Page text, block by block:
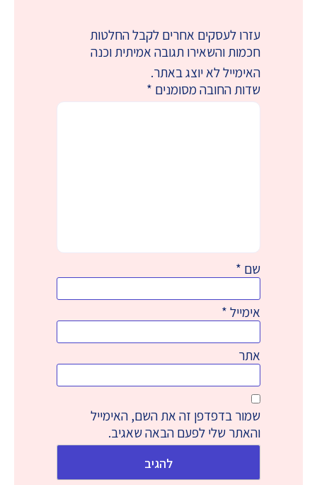
עזרו לעסקים אחרים לקבל החלטות
חכמות והשאירו תגובה אמיתית וכנה
האימייל לא יוצג באתר.
שדות החובה מסומנים*
שם*
אימייל*
אתר
שמור בדפדפן זה את השם, האימייל
והאתר שלי לפעם הבאה שאגיב.